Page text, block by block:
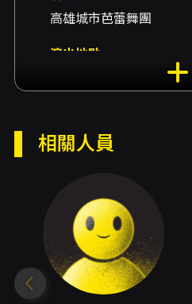
高雄城市芭蕾舞團
演出地點
臺中國家歌劇院-小劇場
演出團隊
舞者夏嘉徽、舞者許佳
明玥、舞者韓華、舞者
者鄭夙棋
內容簡介
相關人員